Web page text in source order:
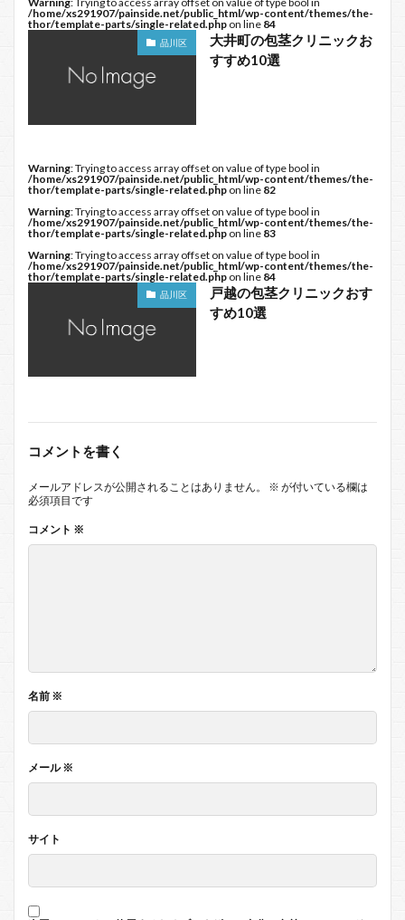
/home/xs291907/painside.net/public_html/wp-content/themes/the-
thor/template-parts/single-related.php on line 84
品川区
大井町の包茎クリニックお
すすめ10選
Warning: Trying to access array offset on value of type bool in
/home/xs291907/painside.net/public_html/wp-content/themes/the-
thor/template-parts/single-related.php on line 82
Warning: Trying to access array offset on value of type bool in
/home/xs291907/painside.net/public_html/wp-content/themes/the-
thor/template-parts/single-related.php on line 83
Warning: Trying to access array offset on value of type bool in
/home/xs291907/painside.net/public_html/wp-content/themes/the-
thor/template-parts/single-related.php on line 84
品川区
戸越の包茎クリニックおす
すめ10選
コメントを書く
メールアドレスが公開されることはありません。 ※ が付いている欄は
必須項目です
コメント ※
名前 ※
メール※
サイト